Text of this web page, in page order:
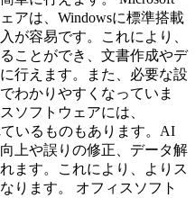
アは、Windowsに標準搭載
が容易です。これにより、
ことができ、文書作成やデ
行えます。また、必要な設
わかりやすくなっていま
ソフトウェアには、
いるものもあります。AI
上や誤りの修正、データ解
ます。これにより、よりス
ります。 オフィスソフト